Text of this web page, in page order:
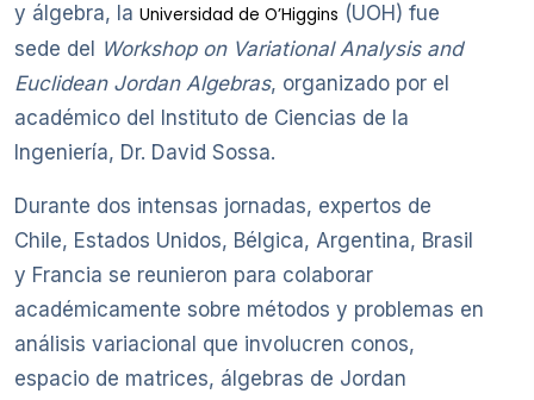
y álgebra, la Universidad de O’Higgins (UOH) fue
sede del
Workshop on Variational Analysis and
Euclidean Jordan Algebras, organizado por el
académico del Instituto de Ciencias de la
Ingeniería, Dr. David Sossa.
Durante dos intensas jornadas, expertos de
Chile, Estados Unidos, Bélgica, Argentina, Brasil
y Francia se reunieron para colaborar
académicamente sobre métodos y problemas en
análisis variacional que involucren conos,
espacio de matrices, álgebras de Jordan